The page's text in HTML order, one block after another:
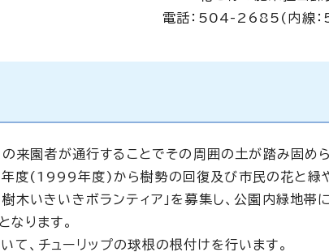
電話：504-2685(内線
園者が通行することでその周囲の土が踏み固め
年度(1999年度)から樹勢の回復及び市民の花と緑
木いきいきボランティア」を募集し、公園内緑地帯
ります。
、チューリップの球根の根付けを行います。